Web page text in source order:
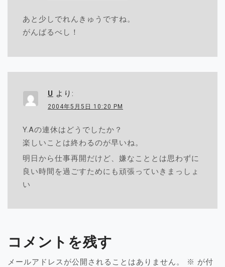
あと少しでれんきゅうですね。
がんばるべし！
U より:
2004年5月5日 10:20 PM
Y.Aの連休はどうでしたか？
楽しいことは終わるのが早いね。
明日から仕事再開だけど、嫌なこととは思わずに
良い時間を過ごすためにも頑張っていきまっしょ
い
コメントを残す
メールアドレスが公開されることはありません。 ※ が付